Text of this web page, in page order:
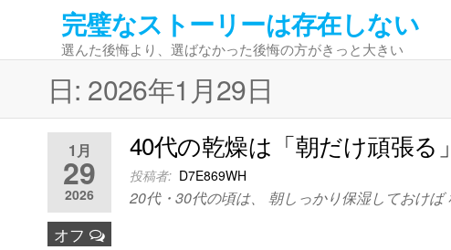
テ
へ
完璧なストーリーは存在しない
選んた後悔より、選ばなかった後悔の方がきっと大きい
日: 2026年1月29日
1月
29
2026
オフ
40代の乾燥は「朝だけ頑張
投稿者: D7E869WH
20代・30代の頃は、 朝しっかり保湿しておけ